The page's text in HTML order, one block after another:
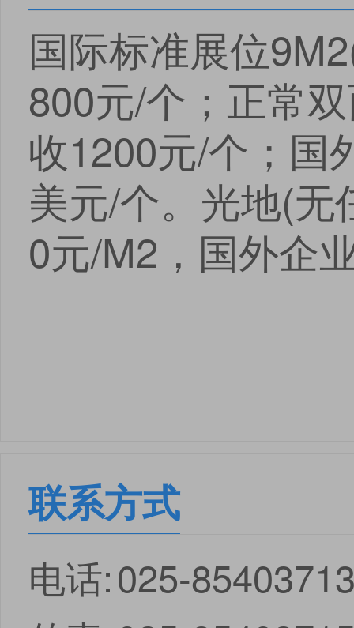
国际标准展位
800元/个；正常
收1200元/个；国
美元/个。光地(
0元/M2，国外企
联系方式
电话:025-